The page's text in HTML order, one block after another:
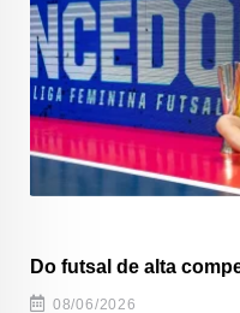
Do futsal de alta
08/06/2026